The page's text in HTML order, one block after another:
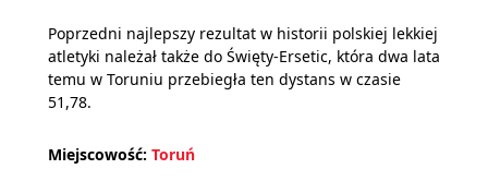
Poprzedni najlepszy rezultat w historii polskiej lekkiej
atletyki należał także do Święty-Ersetic, która dwa lata
temu w Toruniu przebiegła ten dystans w czasie
51,78.
Miejscowość: Toruń